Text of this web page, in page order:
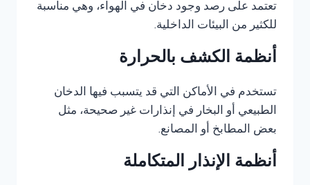
تعتمد على رصد وجود دخان في الهواء، وهي مناسبة
للكثير من البيئات الداخلية.
أنظمة الكشف بالحرارة
تستخدم في الأماكن التي قد يتسبب فيها الدخان
الطبيعي أو البخار في إنذارات غير صحيحة، مثل
بعض المطابخ أو المصانع.
أنظمة الإنذار المتكاملة